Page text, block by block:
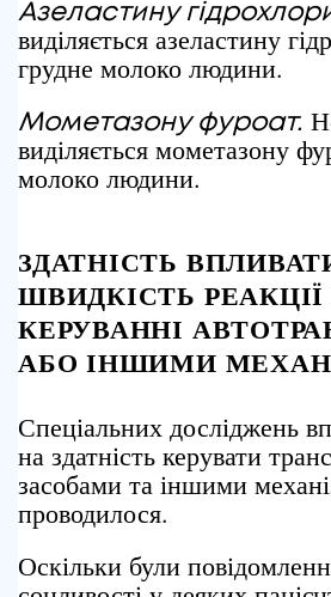
Азеластину
виділяється азеластину
грудне молоко людини.
Мометазону фуроат.
виділяється мометазону
молоко людини.
ЗДАТНІСТЬ
ШВИДКІСТЬ
КЕРУВАННІ
АБО ІНШИМИ
Спеціальних досліджень
на здатність керувати
засобами та іншими
проводилося.
Оскільки були